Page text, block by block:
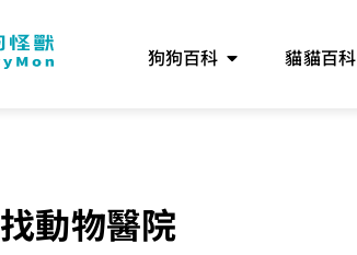
狗狗百科 貓貓百科
找動物醫院